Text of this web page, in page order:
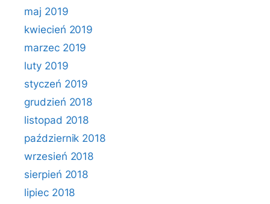
maj 2019
kwiecień 2019
marzec 2019
luty 2019
styczeń 2019
grudzień 2018
listopad 2018
październik 2018
wrzesień 2018
sierpień 2018
lipiec 2018